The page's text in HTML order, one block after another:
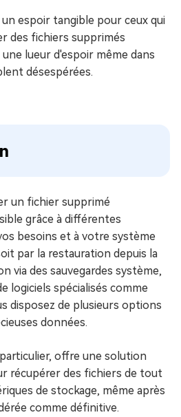
espoir tangible pour ceux qui
des fichiers supprimés
lueur d'espoir même dans
désespérées.
un fichier supprimé
grâce à différentes
besoins et à votre système
par la restauration depuis la
via des sauvegardes système,
logiciels spécialisés comme
disposez de plusieurs options
données.
offre une solution
récupérer des fichiers de tout
de stockage, même après
comme définitive.